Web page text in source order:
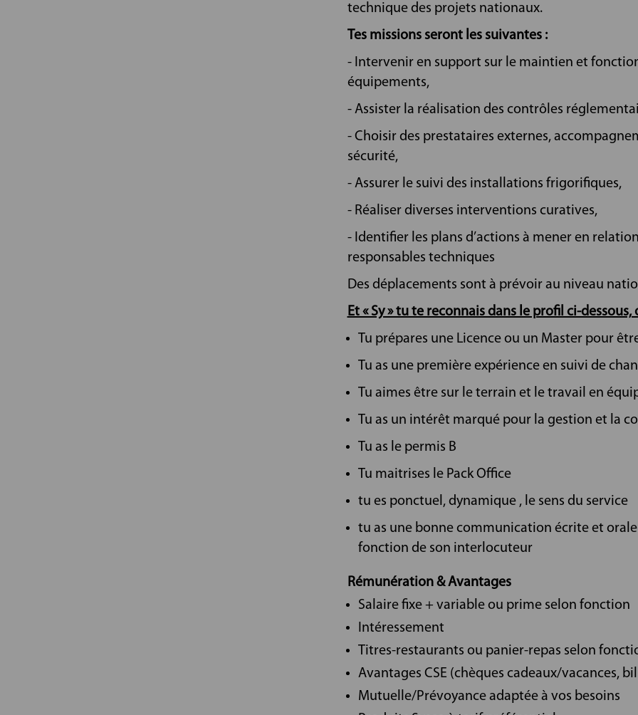
technique des projets nationaux.
Tes missions seront les suivantes :
- Intervenir en support sur le maintien et
équipements,
- Assister la réalisation des contrôles
- Choisir des prestataires externes,
sécurité,
- Assurer le suivi des installations frigorifiques,
- Réaliser diverses interventions curatives,
- Identifier les plans d’actions à mener en
responsables techniques
Des déplacements sont à prévoir au niveau
Et « Sy » tu te reconnais dans le profil ci-
Tu prépares une Licence ou un Master pour
Tu as une première expérience en suivi de
Tu aimes être sur le terrain et le travail en
Tu as un intérêt marqué pour la gestion et la
Tu as le permis B
Tu maitrises le Pack Office
tu es ponctuel, dynamique , le sens du service
tu as une bonne communication écrite et
fonction de son interlocuteur
Rémunération & Avantages
Salaire fixe + variable ou prime selon fonction
Intéressement
Titres-restaurants ou panier-repas selon
Avantages CSE (chèques cadeaux/vacances,
Mutuelle/Prévoyance adaptée à vos besoins